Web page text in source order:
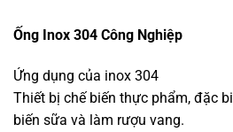
Ống Inox 304 Công Nghiệp
Ứng dụng của inox 304
Thiết bị chế biến thực phẩm, đặc
biến sữa và làm rượu vang.